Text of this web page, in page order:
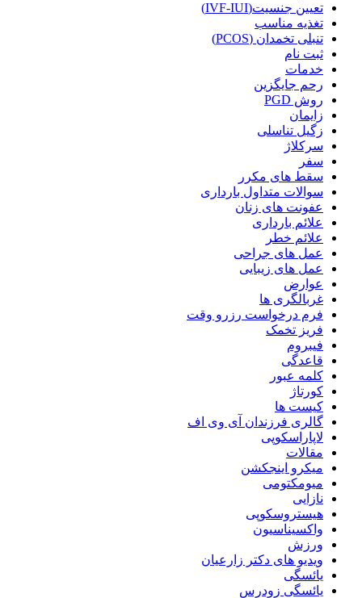
تعیین جنسیت(IVF-IUI)
تغذیه مناسب
تنبلی تخمدان (PCOS)
ثبت نام
خدمات
رحم جایگزین
روش PGD
زایمان
زگیل تناسلی
سرکلاژ
سفر
سقط های مکرر
سوالات متداول بارداری
عفونت های زنان
علائم بارداری
علائم خطر
عمل های جراحی
عمل های زیبایی
عوارض
غربالگری ها
فرم درخواست رزرو وقت
فریز تخمک
فیبروم
قاعدگی
کلمه عبور
کورتاژ
کیست ها
گالری فرزندان آی وی اف
لاپاراسکوپی
مقالات
میکرو اینجکشن
میومکتومی
نازایی
هیستروسکوپی
واکسیناسیون
ورزش
ویدیو های دکتر زارعیان
یائسگی
یائسگی زودرس